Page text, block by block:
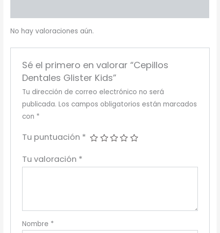
No hay valoraciones aún.
Sé el primero en valorar “Cepillos
Dentales Glister Kids”
Tu dirección de correo electrónico no será
publicada. Los campos obligatorios están marcados
con *
Tu puntuación *
Tu valoración *
Nombre *